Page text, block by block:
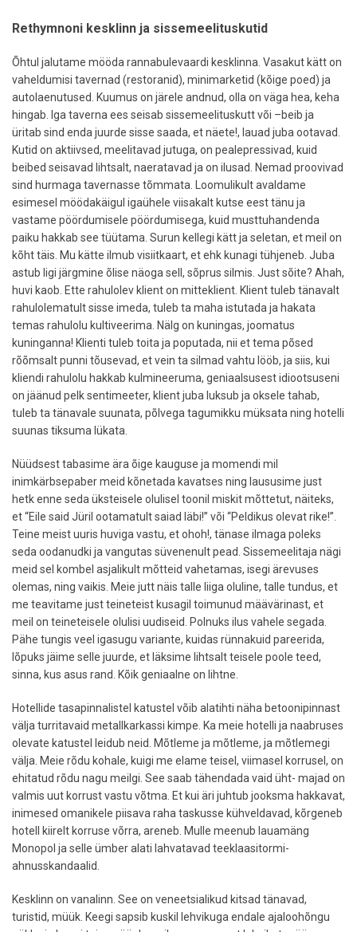
Rethymnoni kesklinn ja sissemeelituskutid
Õhtul jalutame mööda rannabulevaardi kesklinna. Vasakut kätt on
vaheldumisi tavernad (restoranid), minimarketid (kõige poed) ja
autolaenutused. Kuumus on järele andnud, olla on väga hea, keha
hingab. Iga taverna ees seisab sissemeelituskutt või –beib ja
üritab sind enda juurde sisse saada, et näete!, lauad juba ootavad.
Kutid on aktiivsed, meelitavad jutuga, on pealepressivad, kuid
beibed seisavad lihtsalt, naeratavad ja on ilusad. Nemad proovivad
sind hurmaga tavernasse tõmmata. Loomulikult avaldame
esimesel möödakäigul igaühele viisakalt kutse eest tänu ja
vastame pöördumisele pöördumisega, kuid musttuhandenda
paiku hakkab see tüütama. Surun kellegi kätt ja seletan, et meil on
kõht täis. Mu kätte ilmub visiitkaart, et ehk kunagi tühjeneb. Juba
astub ligi järgmine õlise näoga sell, sõprus silmis. Just sõite? Ahah,
huvi kaob. Ette rahulolev klient on mitteklient. Klient tuleb tänavalt
rahulolematult sisse imeda, tuleb ta maha istutada ja hakata
temas rahulolu kultiveerima. Nälg on kuningas, joomatus
kuninganna! Klienti tuleb toita ja poputada, nii et tema põsed
rõõmsalt punni tõusevad, et vein ta silmad vahtu lööb, ja siis, kui
kliendi rahulolu hakkab kulmineeruma, geniaalsusest idiootsuseni
on jäänud pelk sentimeeter, klient juba luksub ja oksele tahab,
tuleb ta tänavale suunata, põlvega tagumikku müksata ning hotelli
suunas tiksuma lükata.
Nüüdsest tabasime ära õige kauguse ja momendi mil
inimkärbsepaber meid kõnetada kavatses ning laususime just
hetk enne seda üksteisele olulisel toonil miskit mõttetut, näiteks,
et “Eile said Jüril ootamatult saiad läbi!” või “Peldikus olevat rike!”.
Teine meist uuris huviga vastu, et ohoh!, tänase ilmaga poleks
seda oodanudki ja vangutas süvenenult pead. Sissemeelitaja nägi
meid sel kombel asjalikult mõtteid vahetamas, isegi ärevuses
olemas, ning vaikis. Meie jutt näis talle liiga oluline, talle tundus, et
me teavitame just teineteist kusagil toimunud määvärinast, et
meil on teineteisele olulisi uudiseid. Polnuks ilus vahele segada.
Pähe tungis veel igasugu variante, kuidas rünnakuid pareerida,
lõpuks jäime selle juurde, et läksime lihtsalt teisele poole teed,
sinna, kus asus rand. Kõik geniaalne on lihtne.
Hotellide tasapinnalistel katustel võib alatihti näha betoonipinnast
välja turritavaid metallkarkassi kimpe. Ka meie hotelli ja naabruses
olevate katustel leidub neid. Mõtleme ja mõtleme, ja mõtlemegi
välja. Meie rõdu kohale, kuigi me elame teisel, viimasel korrusel, on
ehitatud rõdu nagu meilgi. See saab tähendada vaid üht- majad on
valmis uut korrust vastu võtma. Et kui äri juhtub jooksma hakkavat,
inimesed omanikele piisava raha taskusse kühveldavad, kõrgeneb
hotell kiirelt korruse võrra, areneb. Mulle meenub lauamäng
Monopol ja selle ümber alati lahvatavad teeklaasitormi-
ahnusskandaalid.
Kesklinn on vanalinn. See on veneetsialikud kitsad tänavad,
turistid, müük. Keegi sapsib kuskil lehvikuga endale ajaloohõngu